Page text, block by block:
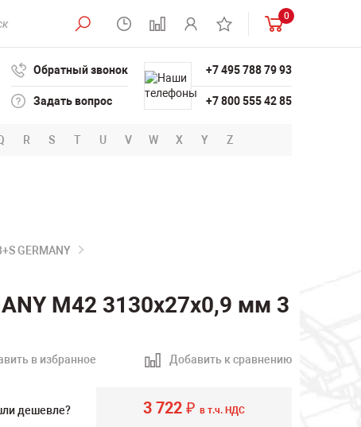
0
Обратный звонок
Задать вопрос
+7 495 788 79 93
+7 800 555 42 85
R S T U V W X Y Z
GERMANY
M42 3130х27х0,9 мм 3
в избранное Добавить к сравнению
дешевле? 3 722 ₽ в т.ч. НДС